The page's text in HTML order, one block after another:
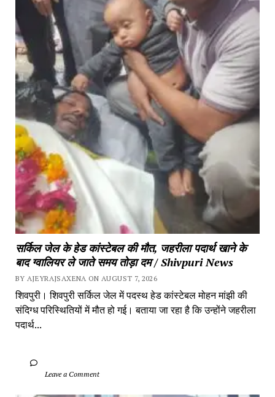
सर्किल जेल के हेड कांस्टेबल की मौत, जहरीला पदार्थ खाने के
बाद ग्वालियर ले जाते समय तोड़ा दम / Shivpuri News
BY AJEYRAJSAXENA ON AUGUST 7, 2026
शिवपुरी। शिवपुरी सर्किल जेल में पदस्थ हेड कांस्टेबल मोहन मांझी की
संदिग्ध परिस्थितियों में मौत हो गई। बताया जा रहा है कि उन्होंने जहरीला
पदार्थ...
		Leave a Comment